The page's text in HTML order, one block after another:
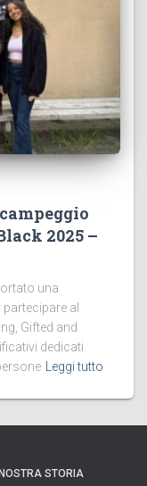
2025 –
una
al
Gifted and
dedicati
Leggi tutto
STORIA